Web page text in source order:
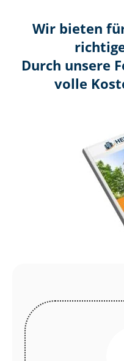
Wir bieten
Durch unsere
volle